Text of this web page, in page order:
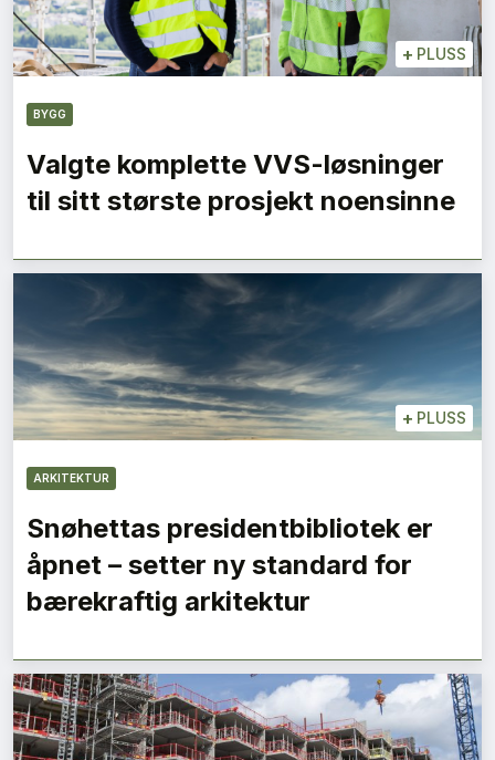
+ PLUSS
BYGG
Valgte komplette VVS-løsninger
til sitt største prosjekt noensinne
+ PLUSS
ARKITEKTUR
Snøhettas presidentbibliotek er
åpnet – setter ny standard for
bærekraftig arkitektur